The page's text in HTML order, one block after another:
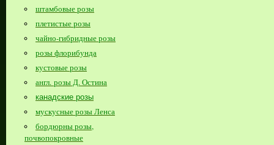
штамбовые розы
плетистые розы
чайно-гибридные розы
розы флорибунда
кустовые розы
англ. розы Д. Остина
канадские розы
мускусные розы Ленса
бордюрны розы,
почвопокровные